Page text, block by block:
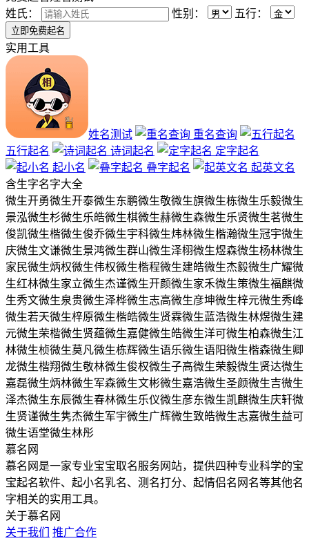
姓氏：
性别： 五行：
实用工具
姓名测试
重名查询
五行起名
诗词起名
定字起名
起小名
叠字起名
起英文名
含生字名字大全
微生开勇微生开泰微生东鹏微生敬微生旗微生栋微生乐毅微生
景泓微生杉微生乐皓微生棋微生赫微生森微生乐贤微生茗微生
俊凯微生楷微生俊乔微生宇科微生炜林微生楷瀚微生冠宇微生
庆微生文谦微生景鸿微生群山微生泽栩微生煜森微生杨林微生
家民微生炳权微生伟权微生楷程微生建皓微生杰毅微生广耀微
生红林微生家立微生杰谨微生开颜微生家禾微生策微生福麒微
生秀文微生泉贵微生泽桦微生志高微生彦坤微生梓元微生秀峰
微生若天微生梓原微生楷皓微生贤霖微生蓝浩微生林煜微生建
元微生荣楷微生贤蕴微生嘉健微生皓微生洋可微生柏森微生江
林微生桢微生莫凡微生栋辉微生语乐微生语阳微生楷森微生卿
龙微生楷翔微生敬林微生俊权微生子高微生荣毅微生贤达微生
嘉磊微生炳林微生军森微生文彬微生嘉浩微生圣颜微生吉微生
泽杰微生东辰微生春林微生乐仪微生彦东微生凯麒微生庆轩微
生贤谨微生隽杰微生军宇微生广辉微生致皓微生志嘉微生益可
微生语堂微生林彤
慕名网
慕名网是一家专业宝宝取名服务网站，提供四种专业科学的宝
宝起名软件、起小名乳名、测名打分、起情侣名网名等其他名
字相关的实用工具。
关于慕名网
关于我们
推广合作